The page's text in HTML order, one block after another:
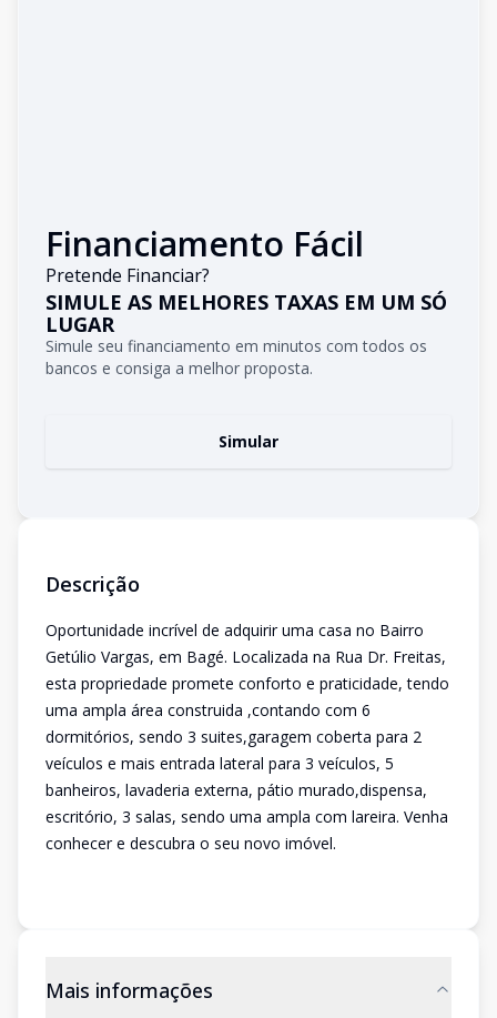
Financiamento Fácil
Pretende Financiar?
SIMULE AS MELHORES TAXAS EM UM SÓ
LUGAR
Simule seu financiamento em minutos com todos os
bancos e consiga a melhor proposta.
Simular
Descrição
Oportunidade incrível de adquirir uma casa no Bairro
Getúlio Vargas, em Bagé. Localizada na Rua Dr. Freitas,
esta propriedade promete conforto e praticidade, tendo
uma ampla área construida ,contando com 6
dormitórios, sendo 3 suites,garagem coberta para 2
veículos e mais entrada lateral para 3 veículos, 5
banheiros, lavaderia externa, pátio murado,dispensa,
escritório, 3 salas, sendo uma ampla com lareira. Venha
conhecer e descubra o seu novo imóvel.
Mais informações